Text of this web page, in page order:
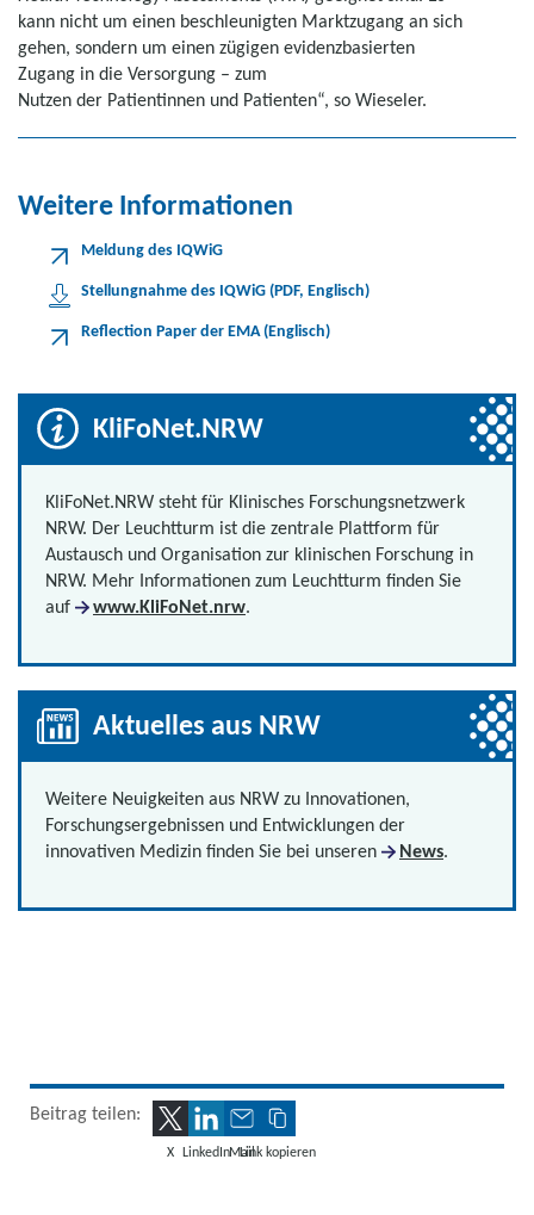
kann nicht um einen beschleunigten Marktzugang an sich
gehen, sondern um einen zügigen evidenzbasierten
Zugang in die Versorgung – zum
Nutzen der Patientinnen und Patienten“, so Wieseler.
Weitere Informationen
Meldung des IQWiG
Stellungnahme des IQWiG (PDF, Englisch)
Reflection Paper der EMA (Englisch)
KliFoNet.NRW
KliFoNet.NRW steht für Klinisches Forschungsnetzwerk
NRW. Der Leuchtturm ist die zentrale Plattform für
Austausch und Organisation zur klinischen Forschung in
NRW. Mehr Informationen zum Leuchtturm finden Sie
auf
www.KliFoNet.nrw.
Aktuelles aus NRW
Weitere Neuigkeiten aus NRW zu Innovationen,
Forschungsergebnissen und Entwicklungen der
innovativen Medizin finden Sie bei unseren
News.
Beitrag teilen:
X LinkedInMailLink kopieren